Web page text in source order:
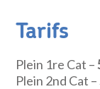
Tarifs
Plein 1re Cat –
Plein 2nd Cat –